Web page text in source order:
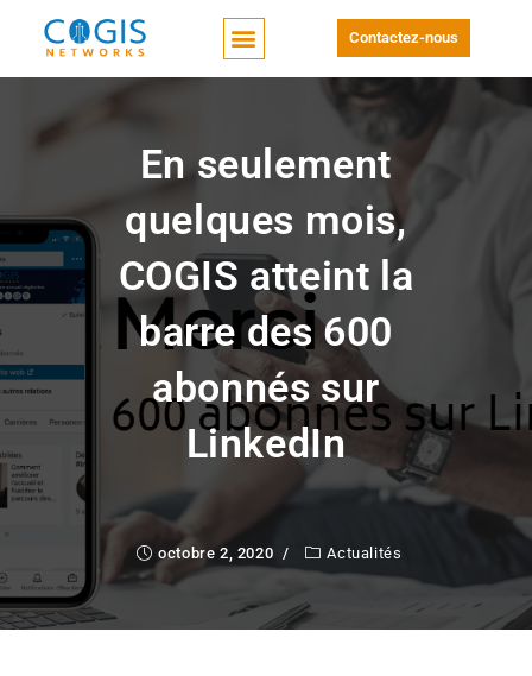
Contactez-nous
En seulement
quelques mois,
COGIS atteint la
barre des 600
abonnés sur
LinkedIn
octobre 2, 2020 Actualités